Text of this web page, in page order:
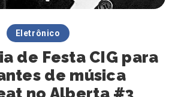
Eletrônico
de Festa CIG para
de música